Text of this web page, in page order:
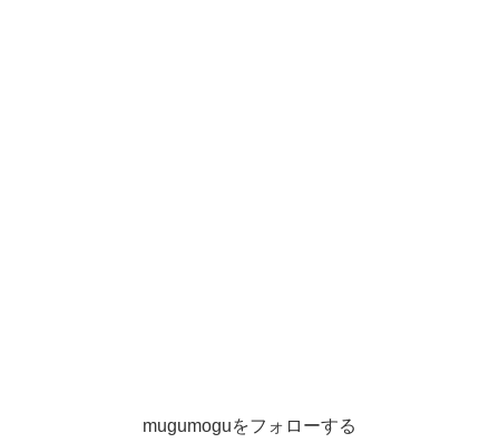
mugumoguをフォローする